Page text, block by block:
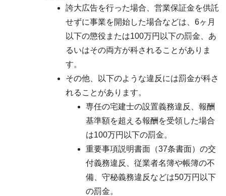
誇大広告を行った場合、営業保証金を供託
せずに事業を開始した場合などは、6ヶ月
以下の懲役または100万円以下の罰金、あ
るいはその両方が科されることがありま
す。
その他、以下のような違反には罰金が科さ
れることがあります。
専任の宅建士の設置義務違反、報酬
基準額を超える報酬を受領した場合
は100万円以下の罰金。
重要事項説明書面（37条書面）の交
付義務違反、従業者名簿や帳簿の不
備、守秘義務違反などは50万円以下
の罰金。